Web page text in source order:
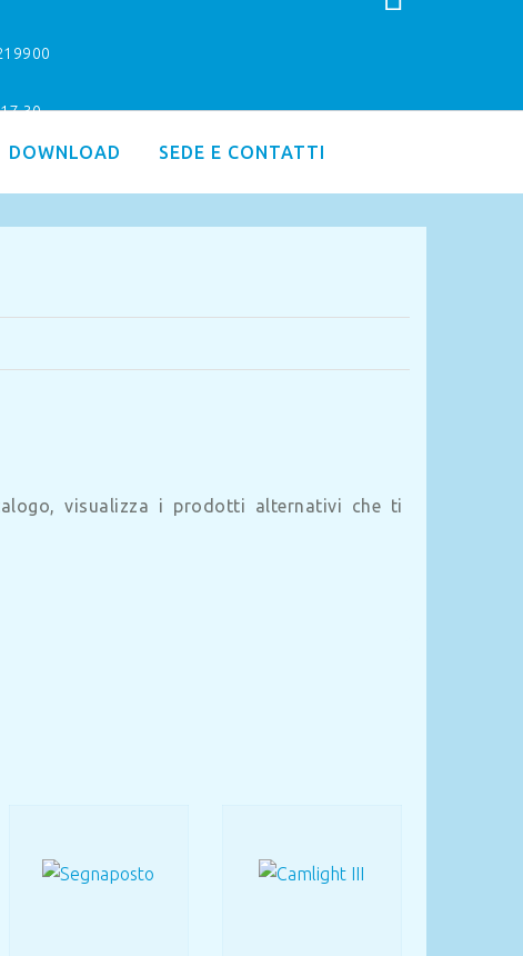
DOWNLOAD SEDE E CONTATTI
visualizza i prodotti alternativi che ti